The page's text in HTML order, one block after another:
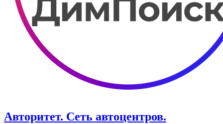
Авторитет. ​Сеть автоцентров.